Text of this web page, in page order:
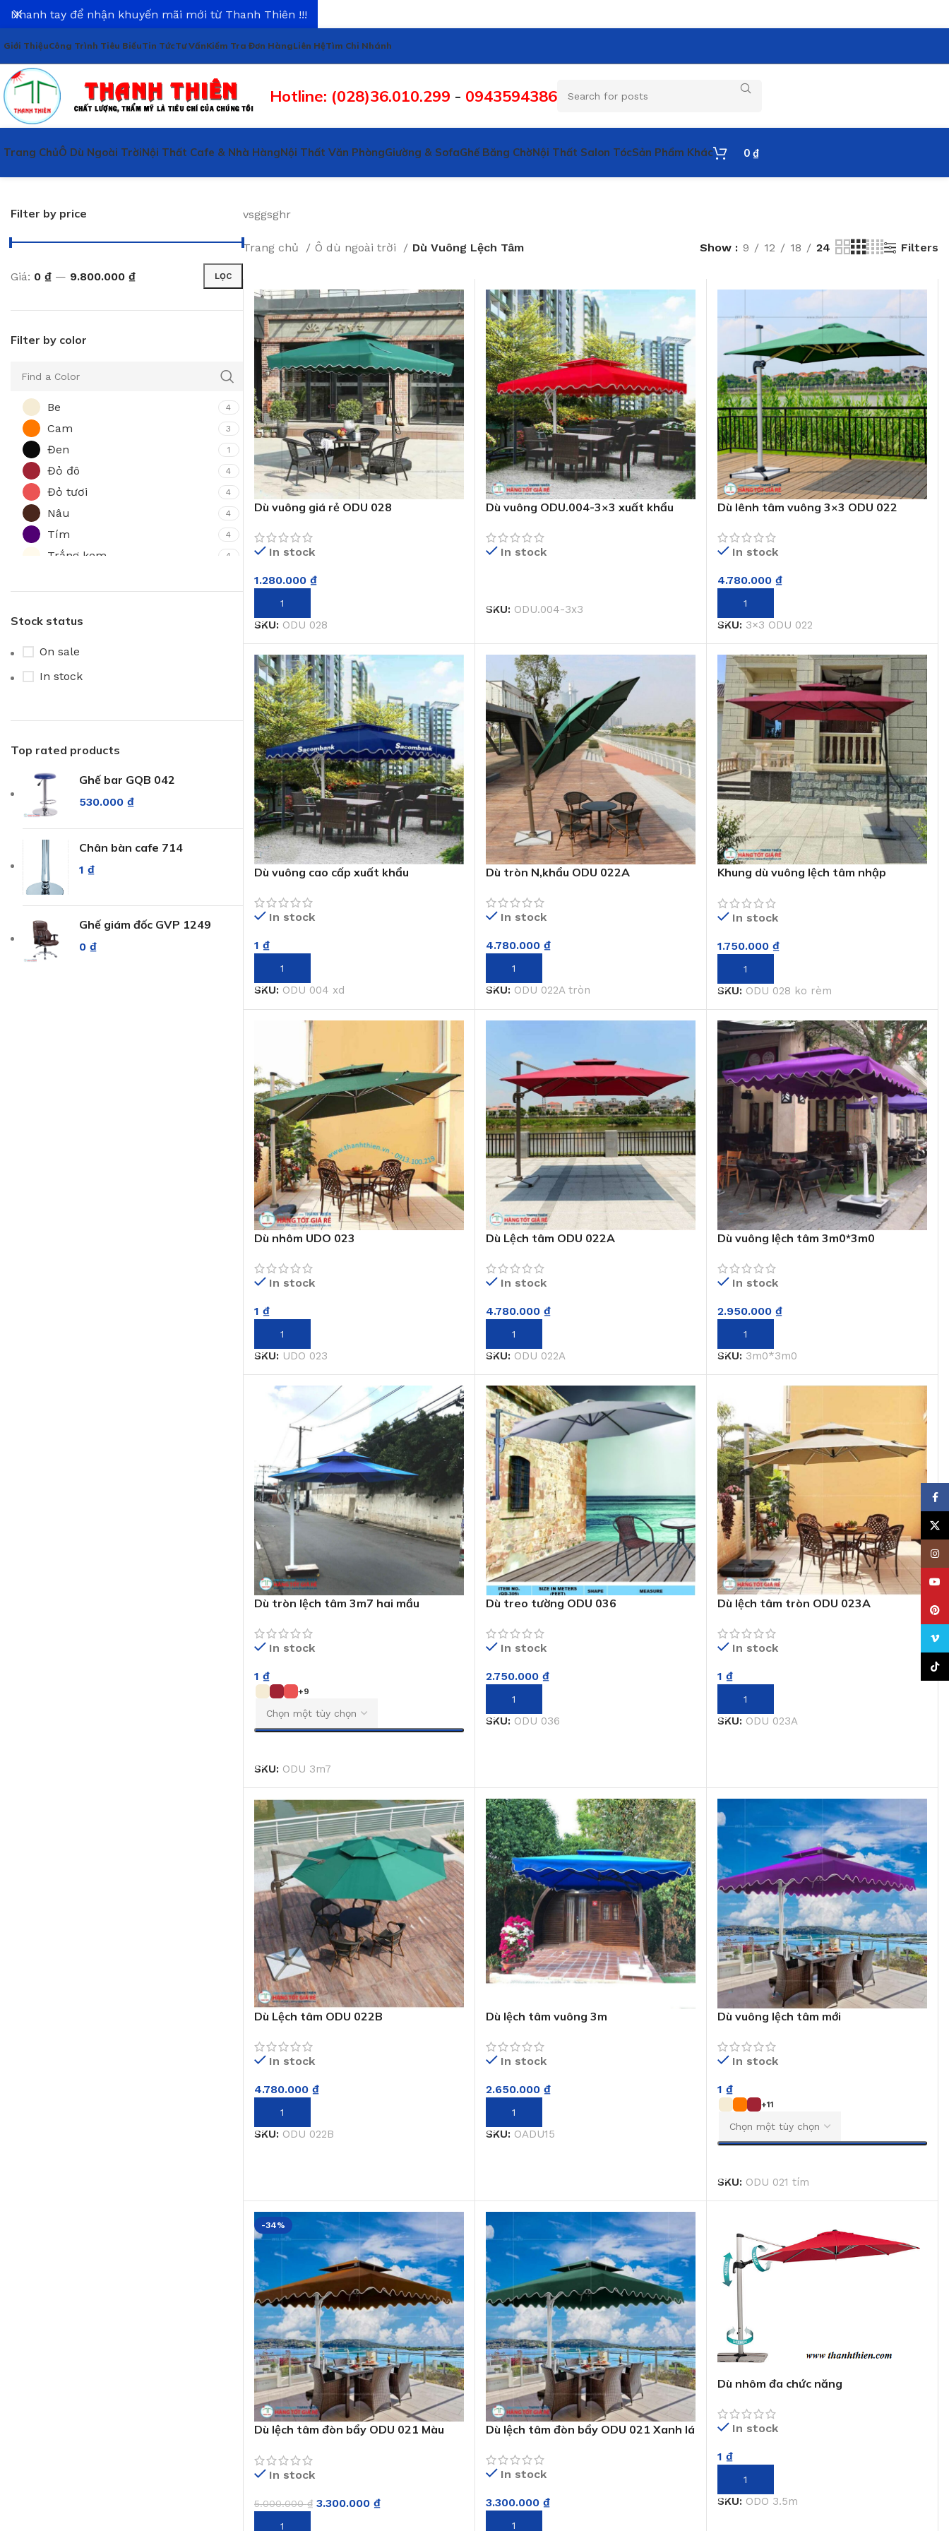
Giới ThiệuCông Trình Tiêu BiểuTin TứcTư VấnKiểm Tra Đơn HàngLiên HệTìm Chi Nhánh
Hotline: (028)36.010.299 - 0943594386
Trang ChủÔ Dù Ngoài TrờiNội Thất Cafe & Nhà HàngNội Thất Văn PhòngGiường & SofaGhế Băng ChờNội Thất Salon TócSản Phẩm Khác 0 ₫
Filter by price
LỌC
Giá: 0 ₫ — 9.800.000 ₫
Filter by color
Be 4
Cam 3
Đen 1
Đỏ đô 4
Đỏ tươi 4
Nâu 4
Tím 4
Trắng kem 4
Xanh biển
Xanh lá
Stock status
On sale
In stock
Top rated products
Ghế bar GQB 042
530.000 ₫
Chân bàn cafe 714
1 ₫
Ghế giám đốc GVP 1249
0 ₫
vsggsghr
Trang chủ Ô dù ngoài trời Dù Vuông Lệch Tâm Show 9 12 18 24 Filters
Dù vuông giá rẻ ODU 028
In stock
1.280.000 ₫
THÊM VÀO GIỎ HÀNG
SKU: ODU 028
Dù vuông ODU.004-3×3 xuất khẩu
In stock
SKU: ODU.004-3x3
Dù lênh tâm vuông 3×3 ODU 022
In stock
4.780.000 ₫
THÊM VÀO GIỎ HÀNG
SKU: 3×3 ODU 022
Dù vuông cao cấp xuất khẩu
In stock
1 ₫
THÊM VÀO GIỎ HÀNG
SKU: ODU 004 xd
Dù tròn N,khẩu ODU 022A
In stock
4.780.000 ₫
THÊM VÀO GIỎ HÀNG
SKU: ODU 022A tròn
Khung dù vuông lệch tâm nhập
In stock
1.750.000 ₫
THÊM VÀO GIỎ HÀNG
SKU: ODU 028 ko rèm
Dù nhôm UDO 023
In stock
1 ₫
THÊM VÀO GIỎ HÀNG
SKU: UDO 023
Dù Lệch tâm ODU 022A
In stock
4.780.000 ₫
THÊM VÀO GIỎ HÀNG
SKU: ODU 022A
Dù vuông lệch tâm 3m0*3m0
In stock
2.950.000 ₫
THÊM VÀO GIỎ HÀNG
SKU: 3m0*3m0
Dù tròn lệch tâm 3m7 hai mầu
In stock
1 ₫
+9
SKU: ODU 3m7
Dù treo tường ODU 036
In stock
2.750.000 ₫
THÊM VÀO GIỎ HÀNG
SKU: ODU 036
Dù lệch tâm tròn ODU 023A
In stock
1 ₫
THÊM VÀO GIỎ HÀNG
SKU: ODU 023A
Dù Lệch tâm ODU 022B
In stock
4.780.000 ₫
THÊM VÀO GIỎ HÀNG
SKU: ODU 022B
Dù lệch tâm vuông 3m
In stock
2.650.000 ₫
THÊM VÀO GIỎ HÀNG
SKU: OADU15
Dù vuông lệch tâm mới
In stock
1 ₫
+11
SKU: ODU 021 tím
-34%
Dù lệch tâm đòn bẩy ODU 021 Màu
In stock
5.000.000₫ 3.300.000 ₫
THÊM VÀO GIỎ HÀNG
Dù lệch tâm đòn bẩy ODU 021 Xanh lá
In stock
3.300.000 ₫
THÊM VÀO GIỎ HÀNG
Dù nhôm đa chức năng
In stock
1 ₫
THÊM VÀO GIỎ HÀNG
SKU: ODO 3.5m
Nhanh tay để nhận khuyến mãi mới từ Thanh Thiên !!!